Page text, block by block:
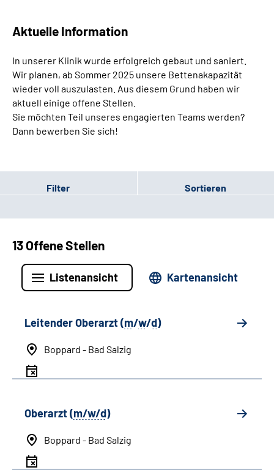
Aktuelle Information
In unserer Klinik wurde erfolgreich gebaut und saniert.
Wir planen, ab Sommer 2025 unsere Bettenakapazität
wieder voll auszulasten. Aus diesem Grund haben wir
aktuell einige offene Stellen.
Sie möchten Teil unseres engagierten Teams werden?
Dann bewerben Sie sich!
Filter Sortieren
13 Offene Stellen
Listenansicht Kartenansicht
Leitender Oberarzt (m/w/d)
Boppard - Bad Salzig
Oberarzt (m/w/d)
Boppard - Bad Salzig